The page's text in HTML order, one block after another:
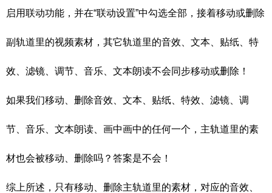
启用联动功能，并在“联动设置”中勾选全部，接着移动或删除
副轨道里的视频素材，其它轨道里的音效、文本、贴纸、特
效、滤镜、调节、音乐、文本朗读不会同步移动或删除！
如果我们移动、删除音效、文本、贴纸、特效、滤镜、调
节、音乐、文本朗读、画中画中的任何一个，主轨道里的素
材也会被移动、删除吗？答案是不会！
综上所述，只有移动、删除主轨道里的素材，对应的音效、